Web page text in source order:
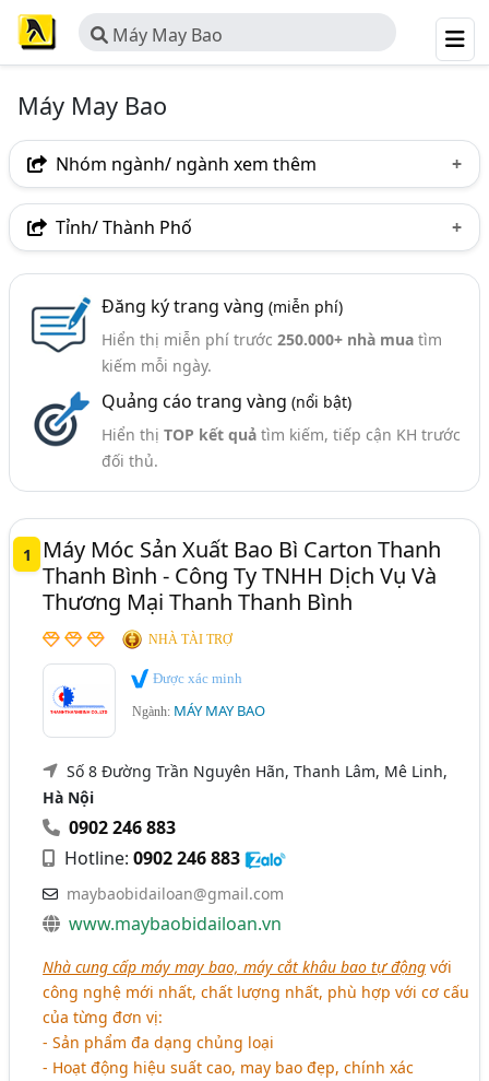
Máy May Bao
Máy May Bao
Nhóm ngành/ ngành xem thêm
Ngành nghề
Ngành xem thêm
Máy Đóng Gói - Máy Móc Và Thiết Bị Đóng Gói (414)
Máy May Công Nghiệp (119)
Tỉnh/ Thành Phố
Bình Dương
Thái Bình TP. Cần Thơ
Đăng ký trang vàng (miễn phí)
Hiển thị miễn phí trước 250.000+ nhà muatìm
kiếm mỗi ngày.
Quảng cáo trang vàng (nổi bật)
Hiển thị TOP kết quảtìm kiếm, tiếp cận KH trước
đối thủ.
1
Máy Móc Sản Xuất Bao Bì Carton Thanh
Thanh Bình - Công Ty TNHH Dịch Vụ Và
Thương Mại Thanh Thanh Bình
NHÀ TÀI TRỢ
Được xác minh
Ngành: MÁY MAY BAO
Số 8 Đường Trần Nguyên Hãn, Thanh Lâm, Mê Linh,
Hà Nội
0902 246 883
Hotline:0902 246 883
maybaobidailoan@gmail.com
www.maybaobidailoan.vn
Nhà cung cấp máy may bao, máy cắt khâu bao tự động với
công nghệ mới nhất, chất lượng nhất, phù hợp với cơ cấu
của từng đơn vị:
- Sản phẩm đa dạng chủng loại
- Hoạt động hiệu suất cao, may bao đẹp, chính xác